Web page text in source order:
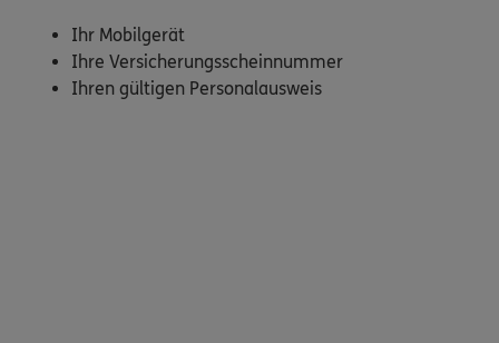
Ihr Mobilgerät
Ihre Versicherungsscheinnummer
Ihren gültigen Personalausweis